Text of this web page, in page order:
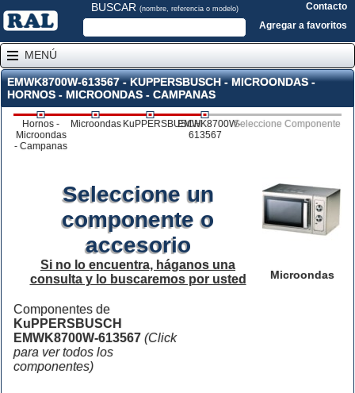
BUSCAR (nombre, referencia o modelo)
Contacto
Agregar a favoritos
MENÚ
EMWK8700W-613567 - KUPPERSBUSCH - MICROONDAS -
HORNOS - MICROONDAS - CAMPANAS
Hornos -
Microondas
- Campanas
Microondas KuPPERSBUSCHEMWK8700W-
613567
Seleccione Componente
Microondas
Seleccione un
componente o
accesorio
Si no lo encuentra, háganos una
consulta y lo buscaremos por usted
Componentes de
KuPPERSBUSCH
EMWK8700W-613567 (Click
para ver todos los
componentes)